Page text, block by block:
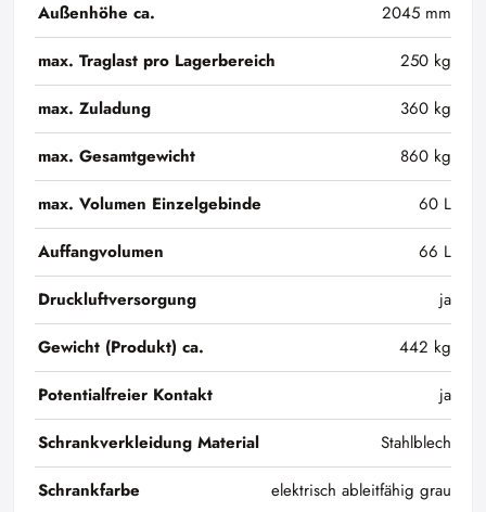
Außenhöhe ca.
2045 mm
max. Traglast pro Lagerbereich
250 kg
max. Zuladung
360 kg
max. Gesamtgewicht
860 kg
max. Volumen Einzelgebinde
60 L
Auffangvolumen
66 L
Druckluftversorgung
ja
Gewicht (Produkt) ca.
442 kg
Potentialfreier Kontakt
ja
Schrankverkleidung Material
Stahlblech
Schrankfarbe
elektrisch ableitfähig grau